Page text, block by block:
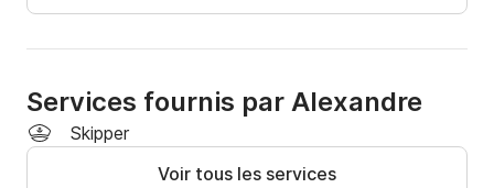
Services fournis par Alexandre
Skipper
Voir tous les services